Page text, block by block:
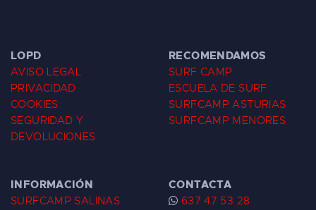
LOPD
AVISO LEGAL
PRIVACIDAD
COOKIES
SEGURIDAD Y
DEVOLUCIONES
RECOMENDAMOS
SURF CAMP
ESCUELA DE SURF
SURFCAMP ASTURIAS
SURFCAMP MENORES
INFORMACIÓN
SURFCAMP SALINAS
CONTACTA
637 47 53 28